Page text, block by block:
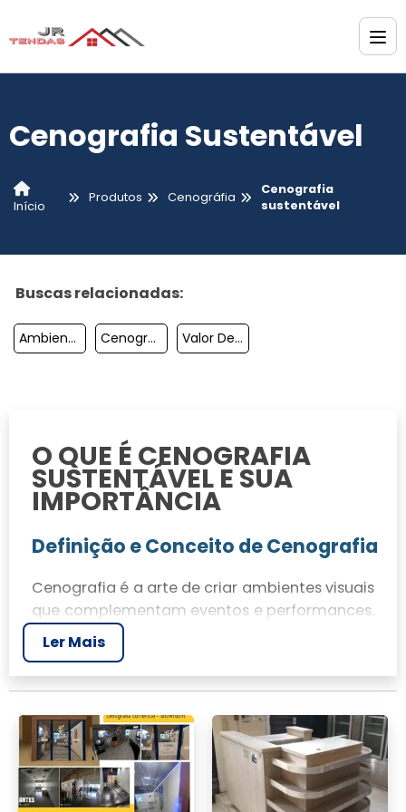
Cenografia Sustentável
Início
Produtos Cenográfia
Cenografia
sustentável
Buscas relacionadas:
Ambientação De Eventos Corporativos Cenografia Sp Valor De Cenografia Corporativa
O QUE É CENOGRAFIA
SUSTENTÁVEL E SUA
IMPORTÂNCIA
Definição e Conceito de Cenografia
Cenografia é a arte de criar ambientes visuais
que complementam eventos e performances.
Envolve a utilização de materiais e práticas
para construir cenários que atendem às
necessidades estéticas e funcionais de uma
Importância da Cenografia nos
Eventos
A cenografia é essencial para o sucesso de
Ler Mais